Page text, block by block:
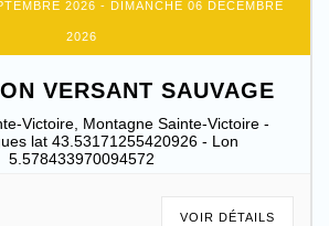
2026 - DIMANCHE 06 DÉCEMBRE
2026
VERSANT SAUVAGE
Victoire, Montagne Sainte-Victoire -
lat 43.53171255420926 - Lon
5.578433970094572
VOIR DÉTAILS